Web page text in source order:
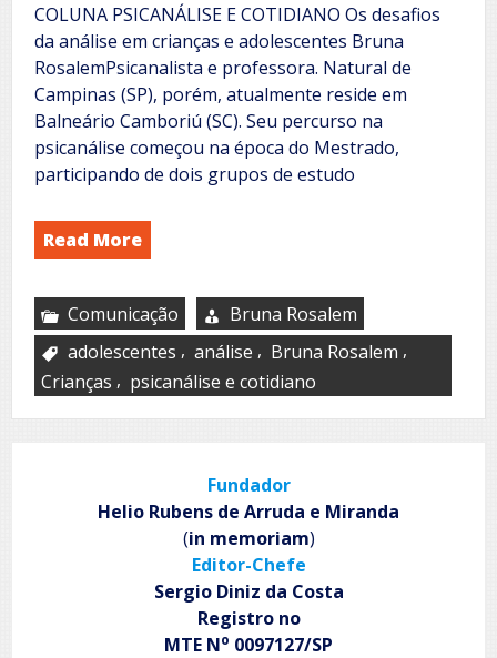
COLUNA PSICANÁLISE E COTIDIANO Os desafios
da análise em crianças e adolescentes Bruna
RosalemPsicanalista e professora. Natural de
Campinas (SP), porém, atualmente reside em
Balneário Camboriú (SC). Seu percurso na
psicanálise começou na época do Mestrado,
participando de dois grupos de estudo
Read More
Comunicação
Bruna Rosalem
adolescentes , análise , Bruna Rosalem ,
Crianças , psicanálise e cotidiano
Fundador
Helio Rubens de Arruda e Miranda
(in memoriam)
Editor-Chefe
Sergio Diniz da Costa
Registro no
MTE No 0097127/SP